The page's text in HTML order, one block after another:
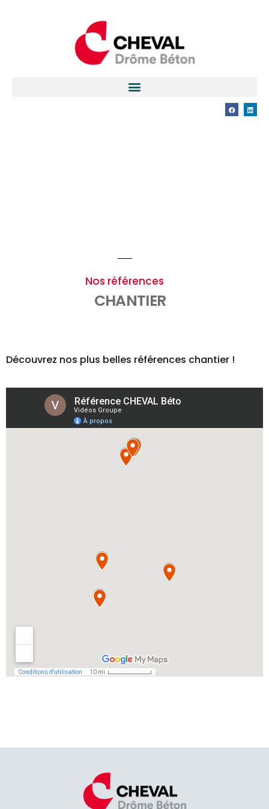
Nos références
CHANTIER
Découvrez nos plus belles références chantier !